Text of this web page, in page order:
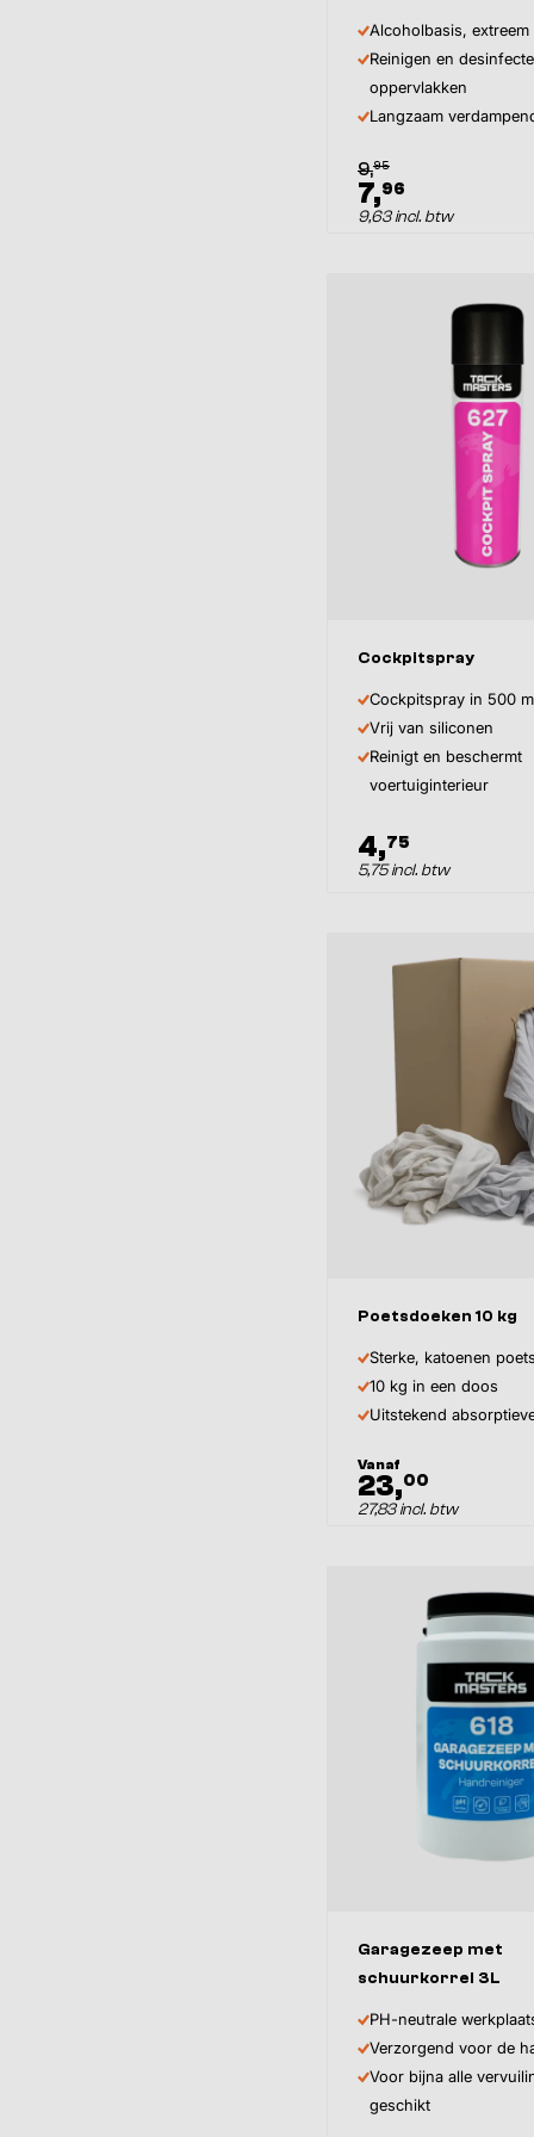
Alcoholbasis,
Reinigen en
oppervlakken
Langzaam
9,95
7,96
9,63 incl. btw
Cockpitspray
Cockpitspray in 500
Vrij van siliconen
Reinigt en beschermt
voertuiginterieur
4,75
5,75 incl. btw
Kleur
Bonte mix Wit
Poetsdoeken 10 kg
Sterke, katoenen
10 kg in een doos
Uitstekend
Vanaf
23,00
27,83 incl. btw
Garagezeep met
schuurkorrel 3L
PH-neutrale
Verzorgend voor de
Voor bijna alle
geschikt